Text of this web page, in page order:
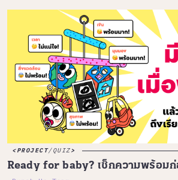
PROJECT/QUIZ
Ready for baby? เช็กความพร้อมก่